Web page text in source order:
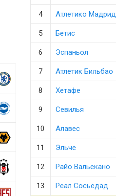
4 Атлетико Мадрид
5 Бетис
6 Эспаньол
7 Атлетик Бильбао
8 Хетафе
9 Севилья
10 Алавес
11 Эльче
12 Райо Вальекано
13 Реал Сосьедад